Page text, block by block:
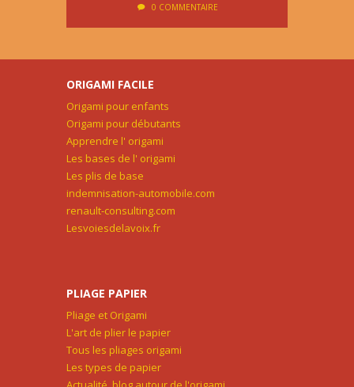
0 COMMENTAIRE
ORIGAMI FACILE
Origami pour enfants
Origami pour débutants
Apprendre l' origami
Les bases de l' origami
Les plis de base
indemnisation-automobile.com
renault-consulting.com
Lesvoiesdelavoix.fr
PLIAGE PAPIER
Pliage et Origami
L'art de plier le papier
Tous les pliages origami
Les types de papier